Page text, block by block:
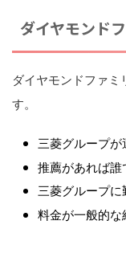
ダイヤモンド
ダイヤモンドファミ
す。
三菱グループ
推薦があれば
三菱グループに
料金が一般的